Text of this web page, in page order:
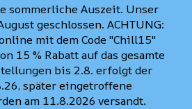
CHF 39.90CHF 59.90
sommerliche Auszeit. Unser
geschlossen. ACHTUNG:
mit dem Code "Chill15"
15 % Rabatt auf das gesamte
bis 2.8. erfolgt der
später eingetroffene
am 11.8.2026 versandt.